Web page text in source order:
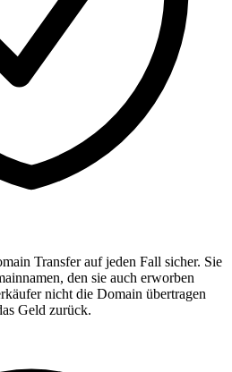
Transfer auf jeden Fall sicher. Sie
den sie auch erworben
nicht die Domain übertragen
Geld zurück.